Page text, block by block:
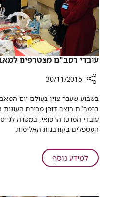
נגיף
ה-
HIV
עובדי רמב"ם מצטרפים
שיתוף
עובדי
רמב"ם
מצטרפים
באלימות
במשפחה
30/11/2015
בשבוע שעבר צוין בעולם יום
ברמב"ם הוצב דוכן מכירת
עובדי המרכז הרפואי, במטרה
המטפלים בקורבנות האלימות ​
למידע נוסףעל
עובדי